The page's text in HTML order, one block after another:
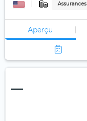
Assurances
Aperçu
—